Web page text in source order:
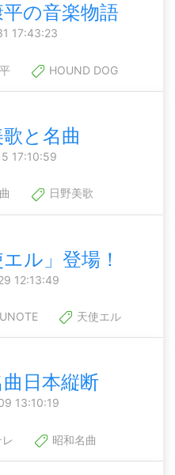
の音楽物語
17:43:23
HOUND DOG
と名曲
17:10:59
日野美歌
エル」登場！
12:13:49
天使エル
日本縦断
13:10:19
昭和名曲